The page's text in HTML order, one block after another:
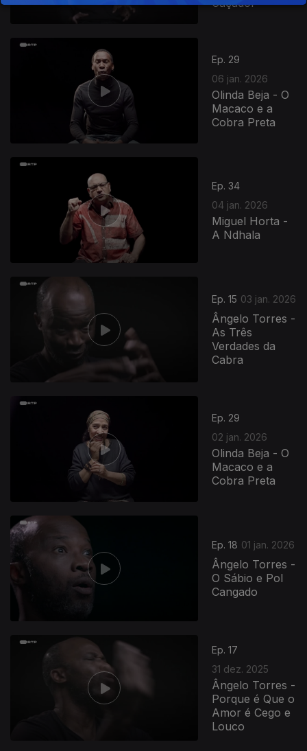
Ep. 29
06 jan. 2026
Olinda Beja - O
Macaco e a
Cobra Preta
Ep. 34
04 jan. 2026
Miguel Horta -
A Ndhala
Ep. 15 03 jan. 2026
Ângelo Torres -
As Três
Verdades da
Cabra
Ep. 29
02 jan. 2026
Olinda Beja - O
Macaco e a
Cobra Preta
Ep. 18 01 jan. 2026
Ângelo Torres -
O Sábio e Pol
Cangado
Ep. 17
31 dez. 2025
Ângelo Torres -
Porque é Que o
Amor é Cego e
Louco